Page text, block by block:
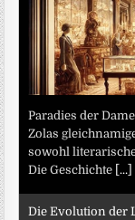
Paradies der
Zolas
sowohl
Die Geschichte [...]
Die Evolution der